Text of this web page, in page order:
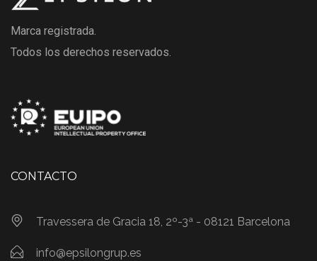
Marca registrada.
Todos los derechos reservados.
CONTACTO
Travessera de Gracia 18, 2º-3ª - 08121 Barcelona
info@epsilongrup.es